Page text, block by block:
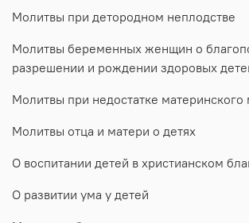
Молитвы при детородном неплодстве
Молитвы беременных женщин о
разрешении и рождении здоровых
Молитвы при недостатке материнского
Молитвы отца и матери о детях
О воспитании детей в христианском
О развитии ума у детей